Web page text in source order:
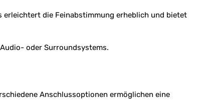
erleichtert die Feinabstimmung erheblich und bietet
oder Surroundsystems.
Anschlussoptionen ermöglichen eine